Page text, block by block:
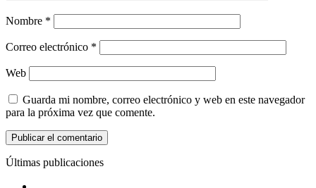
Nombre *
Correo electrónico *
Web
Guarda mi nombre, correo electrónico y web en este navegador
para la próxima vez que comente.
Últimas publicaciones